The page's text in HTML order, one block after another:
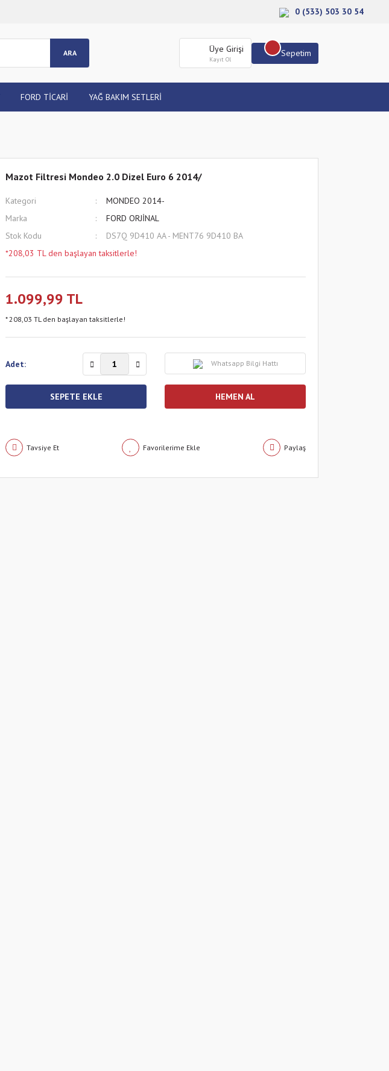
0 (533) 503 30 54
ARA Üye Girişi
Kayıt Ol
Sepetim
FORD TİCARİ YAĞ BAKIM SETLERİ
Mazot Filtresi Mondeo 2.0 Dizel Euro 6 2014/
Kategori
MONDEO 2014-
Marka
FORD ORJİNAL
Stok Kodu
DS7Q 9D410 AA - MENT76 9D410 BA
*208,03 TL den başlayan taksitlerle!
1.099,99 TL
* 208,03 TL den başlayan taksitlerle!
Adet: Whatsapp Bilgi Hattı
SEPETE EKLE HEMEN AL
Tavsiye Et Paylaş